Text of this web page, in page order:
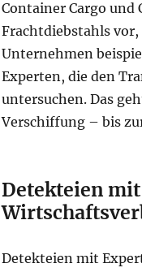
Container Cargo und
Frachtdiebstahls
Unternehmen
Experten, die den
untersuchen. Das
Verschiffung – bis
Detekteien
Detekteien mit